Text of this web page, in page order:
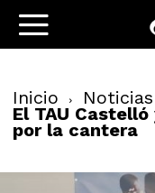
Inicio Noticias
El TAU
por la cantera